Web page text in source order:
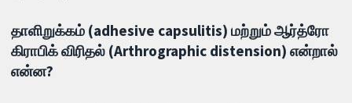
தாளிறுக்கம் (adhesive capsulitis) மற்றும் ஆர்த்ரோ
கிராபிக் விரிதல் (Arthrographic distension) என்றால்
என்ன?